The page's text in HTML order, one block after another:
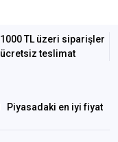
1000 TL üzeri siparişler
ücretsiz teslimat
Piyasadaki en iyi fiyat